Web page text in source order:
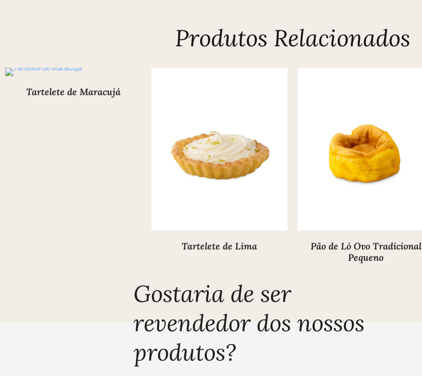
Produtos Relacionados
Tartelete de Maracujá
Tartelete de Lima
Pão de Ló Ovo Tradicional
Pequeno
Gostaria de ser
revendedor dos nossos
produtos?